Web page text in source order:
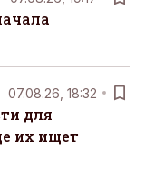
07.08.26, 18:32
для
их ищет